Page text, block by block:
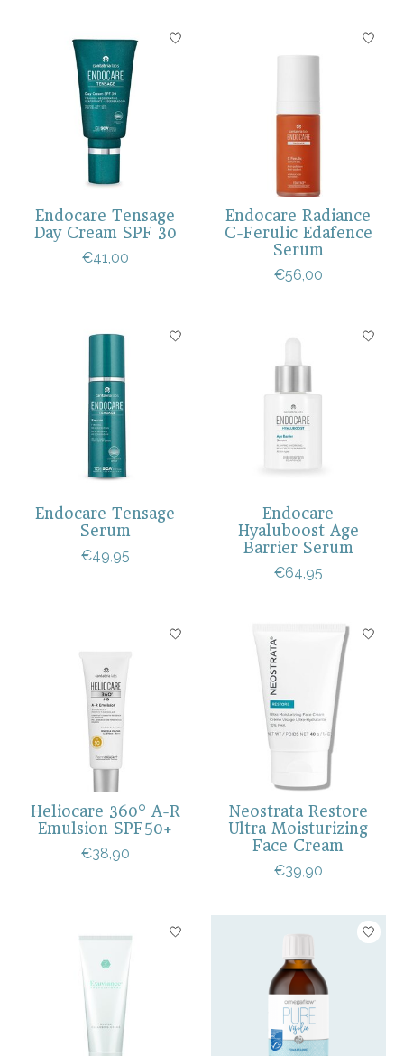
Endocare Tensage
Day Cream SPF 30
€41,00
Endocare Radiance
C-Ferulic Edafence
Serum
€56,00
Endocare Tensage
Serum
€49,95
Endocare
Hyaluboost Age
Barrier Serum
€64,95
Heliocare 360° A-R
Emulsion SPF50+
€38,90
Neostrata Restore
Ultra Moisturizing
Face Cream
€39,90